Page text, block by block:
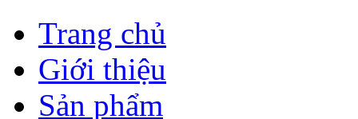
Trang chủ
Giới thiệu
Sản phẩm